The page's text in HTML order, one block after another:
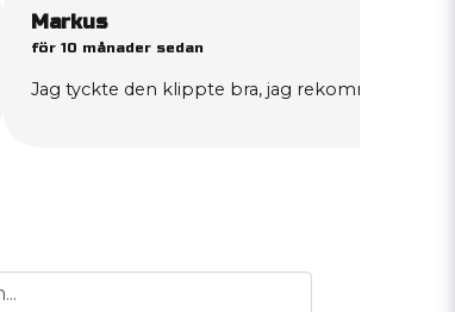
Markus
för 10 månader sedan
Jag tyckte den klippte bra, jag rekommenderar